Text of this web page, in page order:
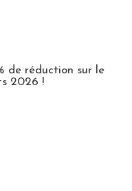
de réduction sur le
2026 !